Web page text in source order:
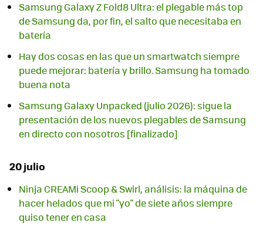
Samsung Galaxy Z Fold8 Ultra: el plegable más top
de Samsung da, por fin, el salto que necesitaba en
batería
Hay dos cosas en las que un smartwatch siempre
puede mejorar: batería y brillo. Samsung ha tomado
buena nota
Samsung Galaxy Unpacked (julio 2026): sigue la
presentación de los nuevos plegables de Samsung
en directo con nosotros [finalizado]
20 julio
Ninja CREAMi Scoop & Swirl, análisis: la máquina de
hacer helados que mi "yo" de siete años siempre
quiso tener en casa